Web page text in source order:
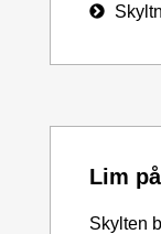
Lim
Skylten